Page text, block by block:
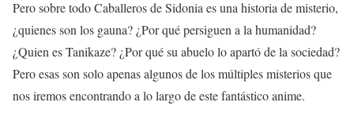
Pero sobre todo Caballeros de Sidonia es una historia de misterio,
¿quienes son los gauna? ¿Por qué persiguen a la humanidad?
¿Quien es Tanikaze? ¿Por qué su abuelo lo apartó de la sociedad?
Pero esas son solo apenas algunos de los múltiples misterios que
nos iremos encontrando a lo largo de este fantástico anime.